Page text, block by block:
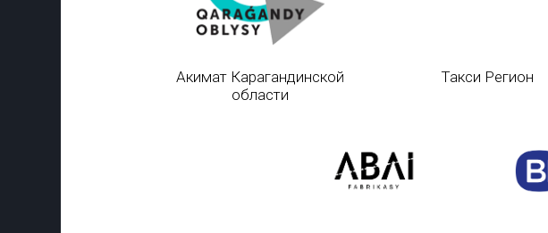
Акимат Карагандинской
области
Такси Регион